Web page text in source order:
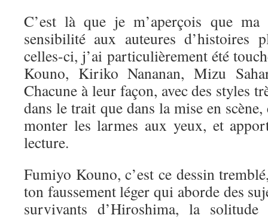
C’est là que je m’aperçois que
sensibilité aux auteures d’histoires
celles-ci, j’ai particulièrement été
Kouno, Kiriko Nananan, Mizu
Chacune à leur façon, avec des styles
dans le trait que dans la mise en
monter les larmes aux yeux, et
lecture.
Fumiyo Kouno, c’est ce dessin
ton faussement léger qui aborde des
survivants d’Hiroshima, la